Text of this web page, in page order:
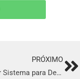
PRÓXIMO
O Melhor Sistema para Delivery em Paulo Afonso